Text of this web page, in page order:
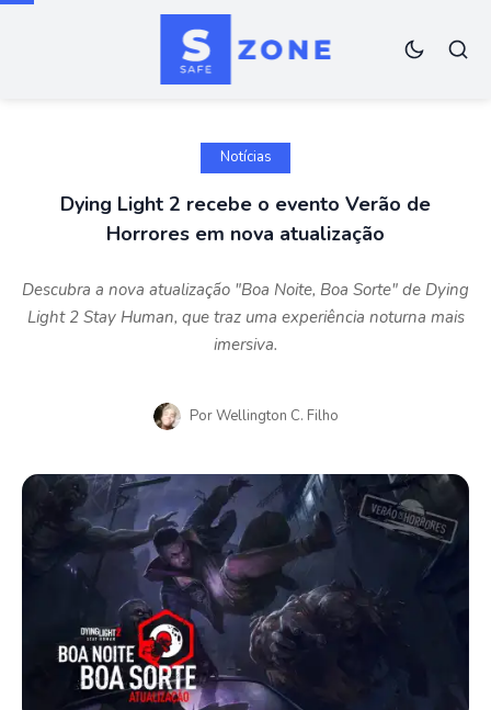
Notícias
Dying Light 2 recebe o evento Verão de
Horrores em nova atualização
Descubra a nova atualização "Boa Noite, Boa Sorte" de Dying
Light 2 Stay Human, que traz uma experiência noturna mais
imersiva.
PorWellington C. Filho